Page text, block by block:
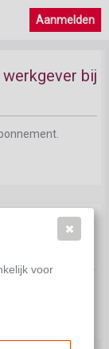
Aanmelden
bij
na
voor